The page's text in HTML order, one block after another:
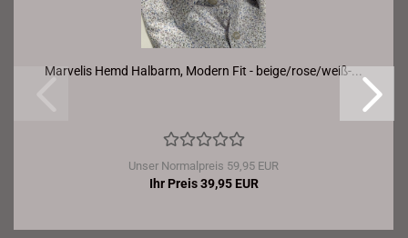
Marvelis Hemd Halbarm, Modern Fit - beige/rose/weiß-...
Unser Normalpreis 59,95 EUR
Ihr Preis 39,95 EUR